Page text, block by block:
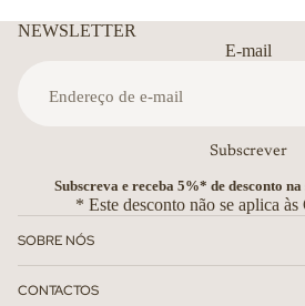
NEWSLETTER
E-mail
Subscrever
Subscreva e receba 5%* de desconto
* Este desconto não se aplica às
SOBRE NÓS
CONTACTOS